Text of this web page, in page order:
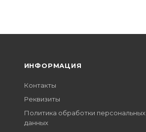
ИНФОРМАЦИЯ
Контакты
Реквизиты
Политика обработки персональных
данных